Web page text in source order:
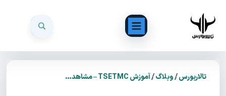
تالاربورس/وبلاگ/ آموزش TSETMC – مشاهده آخرین قیمت سهام در بورس و اموزش تابلوی معاملات